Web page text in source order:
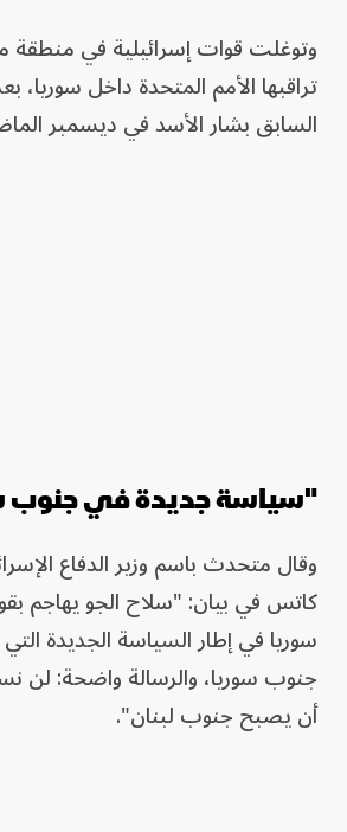
وتوغلت قوات إسرائيلية في منطقة
تراقبها الأمم المتحدة داخل سوريا،
السابق بشار الأسد في ديسمبر
"سياسة جديدة في جنوب
وقال متحدث باسم وزير الدفاع
كاتس في بيان: "سلاح الجو يهاجم
سوريا في إطار السياسة الجديدة
جنوب سوريا، والرسالة واضحة: لن
أن يصبح جنوب لبنان".